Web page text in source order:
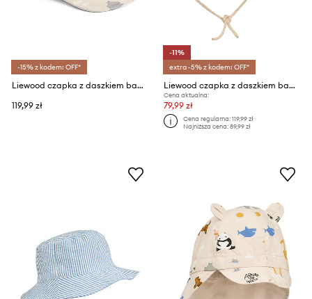
-15% z kodem: OFF*
Liewood czapka z daszkiem bawełniana dziecięca Rory Printed Cap
119,99 zł
-11%
extra -5% z kodem: OFF*
Liewood czapka z daszkiem bawełniana dziecięca Opal Baby Cap
Cena aktualna:
79,99 zł
Cena regularna:119,99 zł
Najniższa cena:89,99 zł